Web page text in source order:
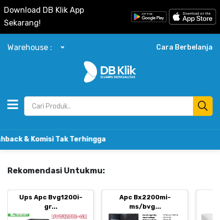
Download DB Klik App
Sekarang!
Warehouse : Cara Berbelanja
Tak Terhingga
Rekomendasi Untukmu:
Ups Apc Bvg1200i-
gr...
Apc Bx2200mi-
ms/bvg...